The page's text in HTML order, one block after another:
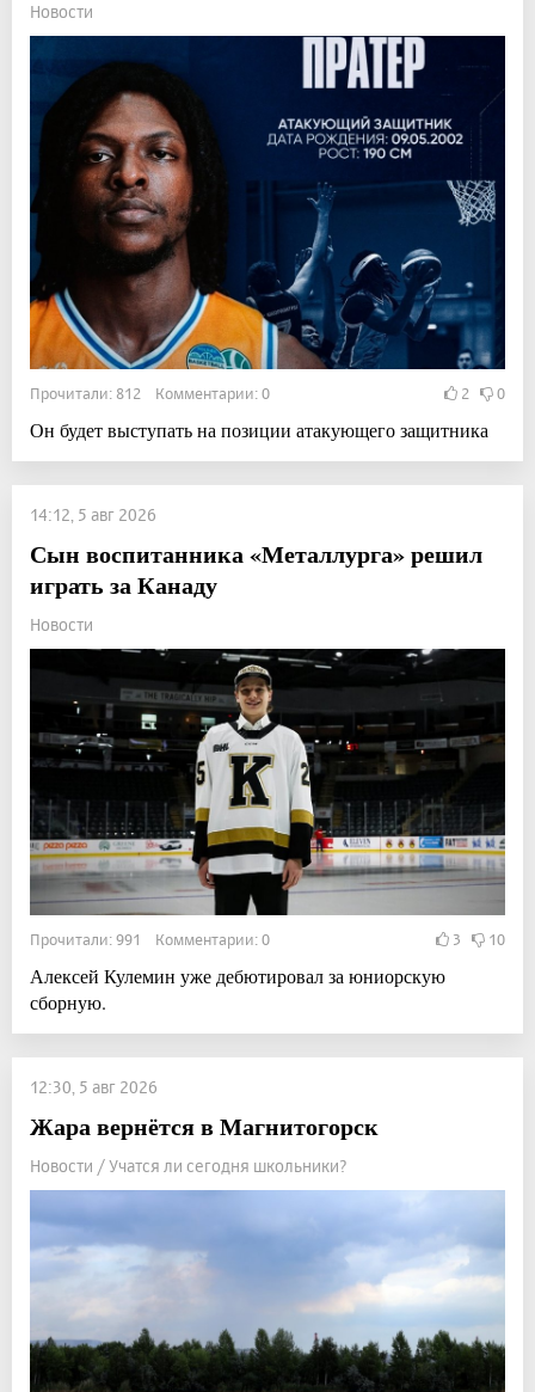
Новости
Прочитали: 812 Комментарии: 0 2 0
Он будет выступать на позиции атакующего защитника
14:12, 5 авг 2026
Сын воспитанника «Металлурга» решил
играть за Канаду
Новости
Прочитали: 991 Комментарии: 0 3 10
Алексей Кулемин уже дебютировал за юниорскую
сборную.
12:30, 5 авг 2026
Жара вернётся в Магнитогорск
Новости / Учатся ли сегодня школьники?